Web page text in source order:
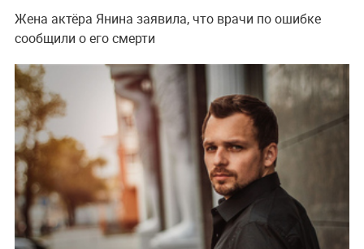
Жена актёра Янина заявила, что врачи по ошибке
сообщили о его смерти